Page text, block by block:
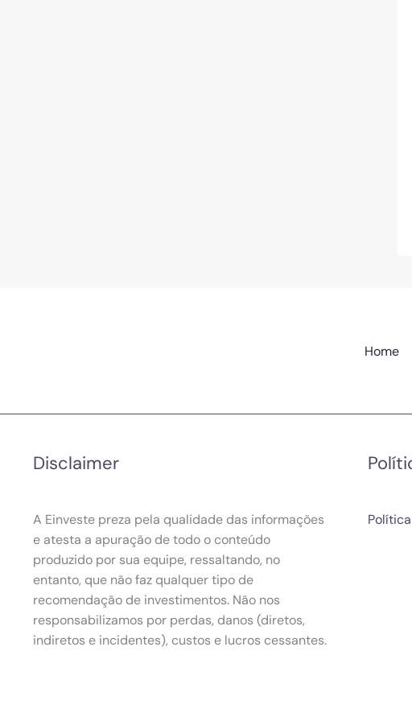
Home
Disclaimer
A Einveste preza pela qualidade das informações
e atesta a apuração de todo o conteúdo
produzido por sua equipe, ressaltando, no
entanto, que não faz qualquer tipo de
recomendação de investimentos. Não nos
responsabilizamos por perdas, danos (diretos,
indiretos e incidentes), custos e lucros cessantes.